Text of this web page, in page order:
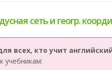
сеть и геогр.
всех, кто учит
учебникам: